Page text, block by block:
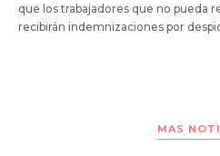
que los trabajadores que no pueda
recibirán indemnizaciones por
MAS